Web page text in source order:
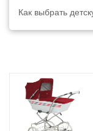
Как выбрать